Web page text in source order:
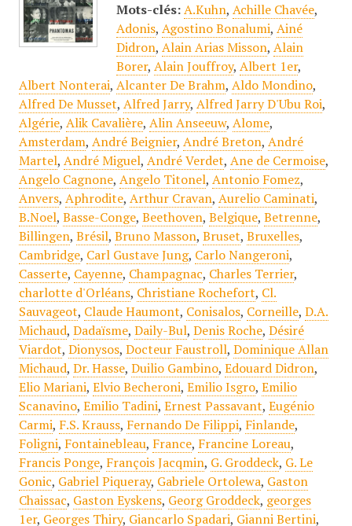
Mots-clés: A.Kuhn, Achille Chavée,
Adonis, Agostino Bonalumi, Ainé
Didron, Alain Arias Misson, Alain
Borer, Alain Jouffroy, Albert 1er,
Albert Nonterai, Alcanter De Brahm, Aldo Mondino,
Alfred De Musset, Alfred Jarry, Alfred Jarry D'Ubu Roi,
Algérie, Alik Cavalière, Alin Anseeuw, Alome,
Amsterdam, André Beignier, André Breton, André
Martel, André Miguel, André Verdet, Ane de Cermoise,
Angelo Cagnone, Angelo Titonel, Antonio Fomez,
Anvers, Aphrodite, Arthur Cravan, Aurelio Caminati,
B.Noel, Basse-Conge, Beethoven, Belgique, Betrenne,
Billingen, Brésil, Bruno Masson, Bruset, Bruxelles,
Cambridge, Carl Gustave Jung, Carlo Nangeroni,
Casserte, Cayenne, Champagnac, Charles Terrier,
charlotte d'Orléans, Christiane Rochefort, Cl.
Sauvageot, Claude Haumont, Conisalos, Corneille, D.A.
Michaud, Dadaïsme, Daily-Bul, Denis Roche, Désiré
Viardot, Dionysos, Docteur Faustroll, Dominique Allan
Michaud, Dr. Hasse, Duilio Gambino, Edouard Didron,
Elio Mariani, Elvio Becheroni, Emilio Isgro, Emilio
Scanavino, Emilio Tadini, Ernest Passavant, Eugénio
Carmi, F.S. Krauss, Fernando De Filippi, Finlande,
Foligni, Fontainebleau, France, Francine Loreau,
Francis Ponge, François Jacqmin, G. Groddeck, G. Le
Gonic, Gabriel Piqueray, Gabriele Ortolewa, Gaston
Chaissac, Gaston Eyskens, Georg Groddeck, georges
1er, Georges Thiry, Giancarlo Spadari, Gianni Bertini,